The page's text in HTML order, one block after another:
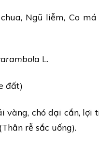
chua, Ngũ liễm, Co
L.
đất)
vàng, chó dại cắn, lợi
rễ sắc uống).